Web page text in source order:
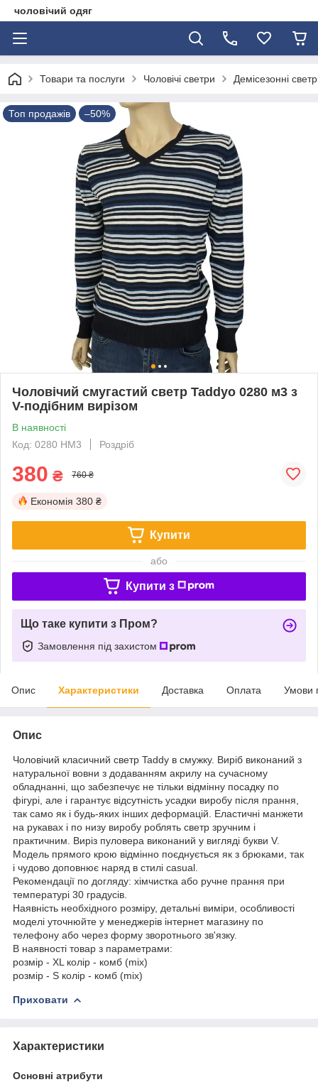
чоловічий одяг
Товари та послуги Чоловічі светри Демісезонні
Топ продажів –50%
Чоловічий смугастий светр Taddyo 0280 м3 з
V-подібним вирізом
В наявності
Код: 0280 НМ3
Роздріб
380 ₴ 760 ₴
Економія 380 ₴
Купити
або
Купити з
Що таке купити з Пром?
Замовлення під захистом
Опис Характеристики Доставка Оплата Умови
Опис
Чоловічий класичний светр Taddy в смужку. Виріб виконаний з
натуральної вовни з додаванням акрилу на сучасному
обладнанні, що забезпечує не тільки відмінну посадку по
фігурі, але і гарантує відсутність усадки виробу після прання,
так само як і будь-яких інших деформацій. Еластичні манжети
на рукавах і по низу виробу роблять светр зручним і
практичним. Виріз пуловера виконаний у вигляді букви V.
Модель прямого крою відмінно поєднується як з брюками, так
і чудово доповнює наряд в стилі casual.
Рекомендації по догляду: хімчистка або ручне прання при
температурі 30 градусів.
Наявність необхідного розміру, детальні виміри, особливості
моделі уточнюйте у менеджерів інтернет магазину по
телефону або через форму зворотнього зв'язку.
В наявності товар з параметрами:
розмір - XL колір - комб (mix)
розмір - S колір - комб (mix)
Приховати
Характеристики
Основні атрибути